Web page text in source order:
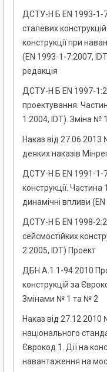
ДСТУ-Н Б EN 1993-1-
сталевих
конструкції при
(EN 1993-1-7:2007,
редакція
ДСТУ-Н Б EN 1997-
проектування.
1:2004, IDТ). Зміна № 1
Наказ від
деяких наказів
ДСТУ-Н Б EN 1991-1-
конструкції. Частина
динамічні впливи
ДСТУ-Н Б EN 1998-
сейсмостійких
2:2005, IDT) Проект
ДБН А.1.1-94:2010
конструкцій за
Змінами № 1 та № 2
Наказ від
національного
Єврокод 1. Дії на
навантаження на